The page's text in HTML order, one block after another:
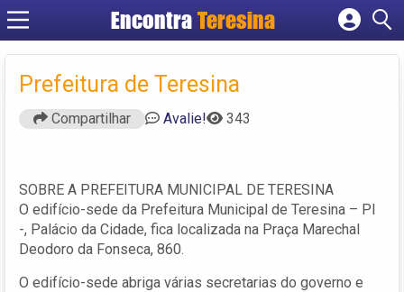
EncontraTeresina
Cadastrar empresa
Criar conta
Prefeitura de Teresina
Compartilhar Avalie! 343
SOBRE A PREFEITURA MUNICIPAL DE TERESINA
O edifício-sede da Prefeitura Municipal de Teresina – PI
-, Palácio da Cidade, fica localizada na Praça Marechal
Deodoro da Fonseca, 860.
O edifício-sede abriga várias secretarias do governo e